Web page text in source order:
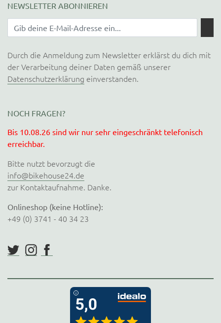
NEWSLETTER ABONNIEREN
Durch die Anmeldung zum Newsletter erklärst du dich mit
der Verarbeitung deiner Daten gemäß unserer
Datenschutzerklärung einverstanden.
NOCH FRAGEN?
Bis 10.08.26 sind wir nur sehr eingeschränkt telefonisch
erreichbar.
Bitte nutzt bevorzugt die
info@bikehouse24.de
zur Kontaktaufnahme. Danke.
Onlineshop (keine Hotline):
+49 (0) 3741 - 40 34 23